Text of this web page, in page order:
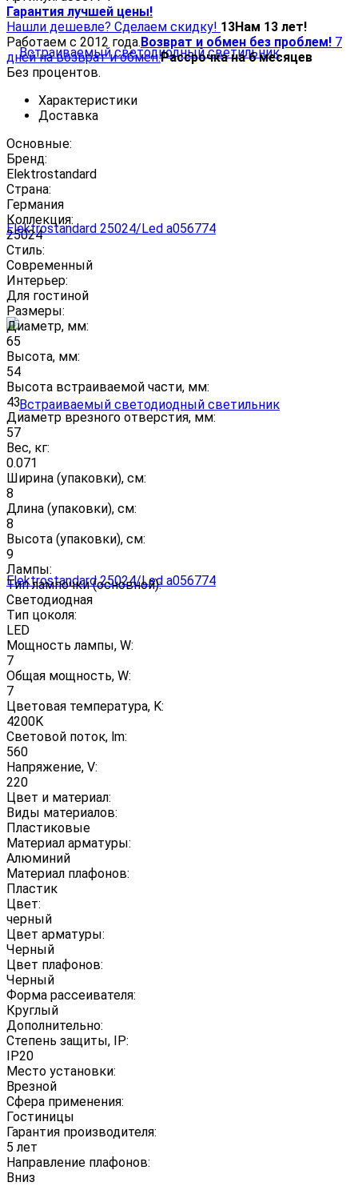
Гарантия лучшей цены!
Нашли дешевле? Сделаем скидку! 13Нам 13 лет!
Работаем с 2012 года.Возврат и обмен без проблем! 7
дней на возврат и обмен.Рассрочка на 6 месяцев
Без процентов.
Характеристики
Доставка
Основные:
Бренд:
Elektrostandard
Страна:
Германия
Коллекция:
25024
Стиль:
Современный
Интерьер:
Для гостиной
Размеры:
Диаметр, мм:
65
Высота, мм:
54
Высота встраиваемой части, мм:
43
Диаметр врезного отверстия, мм:
57
Вес, кг:
0.071
Ширина (упаковки), см:
8
Длина (упаковки), см:
8
Высота (упаковки), см:
9
Лампы:
Тип лампочки (основной):
Светодиодная
Тип цоколя:
LED
Мощность лампы, W:
7
Общая мощность, W:
7
Цветовая температура, K:
4200K
Световой поток, lm:
560
Напряжение, V:
220
Цвет и материал:
Виды материалов:
Пластиковые
Материал арматуры:
Алюминий
Материал плафонов:
Пластик
Цвет:
черный
Цвет арматуры:
Черный
Цвет плафонов:
Черный
Форма рассеивателя:
Круглый
Дополнительно:
Степень защиты, IP:
IP20
Место установки:
Врезной
Сфера применения:
Гостиницы
Гарантия производителя:
5 лет
Направление плафонов:
Вниз